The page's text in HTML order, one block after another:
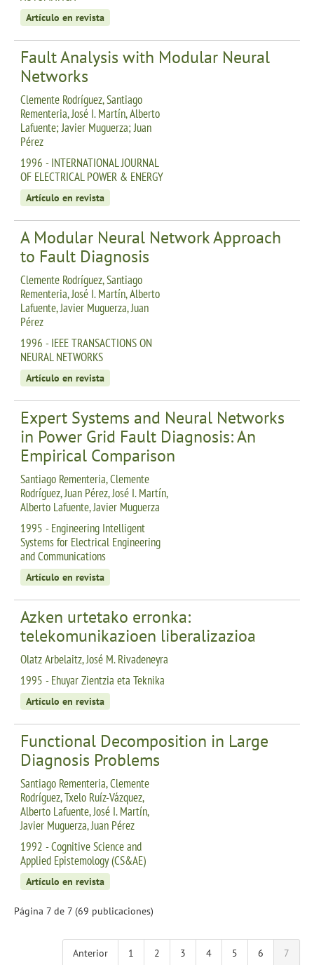
Artículo en revista
Fault Analysis with Modular Neural
Networks
Clemente Rodríguez, Santiago
Rementeria, José I. Martín, Alberto
Lafuente; Javier Muguerza; Juan
Pérez
1996 - INTERNATIONAL JOURNAL
OF ELECTRICAL POWER & ENERGY
Artículo en revista
A Modular Neural Network Approach
to Fault Diagnosis
Clemente Rodríguez, Santiago
Rementeria, José I. Martín, Alberto
Lafuente, Javier Muguerza, Juan
Pérez
1996 - IEEE TRANSACTIONS ON
NEURAL NETWORKS
Artículo en revista
Expert Systems and Neural Networks
in Power Grid Fault Diagnosis: An
Empirical Comparison
Santiago Rementeria, Clemente
Rodríguez, Juan Pérez, José I. Martín,
Alberto Lafuente, Javier Muguerza
1995 - Engineering Intelligent
Systems for Electrical Engineering
and Communications
Artículo en revista
Azken urtetako erronka:
telekomunikazioen liberalizazioa
Olatz Arbelaitz, José M. Rivadeneyra
1995 - Ehuyar Zientzia eta Teknika
Artículo en revista
Functional Decomposition in Large
Diagnosis Problems
Santiago Rementeria, Clemente
Rodríguez, Txelo Ruíz-Vázquez,
Alberto Lafuente, José I. Martín,
Javier Muguerza, Juan Pérez
1992 - Cognitive Science and
Applied Epistemology (CS&AE)
Artículo en revista
Página 7 de 7 (69 publicaciones)
Anterior 1 2 3 4 5 6 7